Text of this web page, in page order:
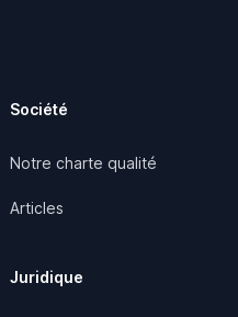
Société
Notre charte qualité
Articles
Juridique